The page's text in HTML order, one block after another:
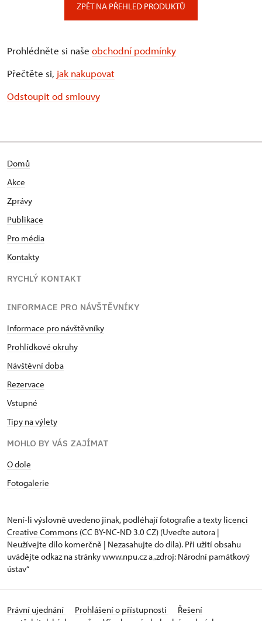
ZPĚT NA PŘEHLED PRODUKTŮ
Prohlédněte si naše obchodní podmínky
Přečtěte si, jak nakupovat
Odstoupit od smlouvy
Domů
Akce
Zprávy
Publikace
Pro média
Kontakty
RYCHLÝ KONTAKT
INFORMACE PRO NÁVŠTĚVNÍKY
Informace pro návštěvníky
Prohlídkové okruhy
Návštěvní doba
Rezervace
Vstupné
Tipy na výlety
MOHLO BY VÁS ZAJÍMAT
O dole
Fotogalerie
Není-li výslovně uvedeno jinak, podléhají fotografie a texty licenci
Creative Commons (CC BY-NC-ND 3.0 CZ) (Uveďte autora |
Neužívejte dílo komerčně | Nezasahujte do díla). Při užití obsahu
uvádějte odkaz na stránky www.npu.cz a „zdroj: Národní památkový
ústav“
Právní ujednání Prohlášení o přístupnosti
Řešení